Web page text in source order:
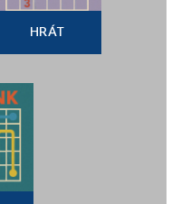
HRÁT